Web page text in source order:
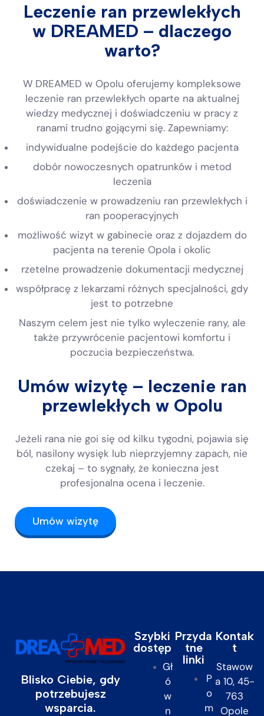
Leczenie ran przewlekłych
w DREAMED – dlaczego
warto?
W DREAMED w Opolu oferujemy kompleksowe
leczenie ran przewlekłych oparte na aktualnej
wiedzy medycznej i doświadczeniu w pracy z
ranami trudno gojącymi się. Zapewniamy:
indywidualne podejście do każdego pacjenta
dobór nowoczesnych opatrunków i metod
leczenia
doświadczenie w prowadzeniu ran przewlekłych i
ran pooperacyjnych
możliwość wizyt w gabinecie oraz z dojazdem do
pacjenta na terenie Opola i okolic
rzetelne prowadzenie dokumentacji medycznej
współpracę z lekarzami różnych specjalności, gdy
jest to potrzebne
Naszym celem jest nie tylko wyleczenie rany, ale
także przywrócenie pacjentowi komfortu i
poczucia bezpieczeństwa.
Umów wizytę – leczenie ran
przewlekłych w Opolu
Jeżeli rana nie goi się od kilku tygodni, pojawia się
ból, nasilony wysięk lub nieprzyjemny zapach, nie
czekaj – to sygnały, że konieczna jest
profesjonalna ocena i leczenie.
Umów wizytę
Blisko Ciebie, gdy
potrzebujesz
wsparcia.
Szybki
dostęp
Gł
ó
w
n
Przyda
tne
linki
P
o
m
Kontak
t
Stawow
a 10, 45-
763
Opole